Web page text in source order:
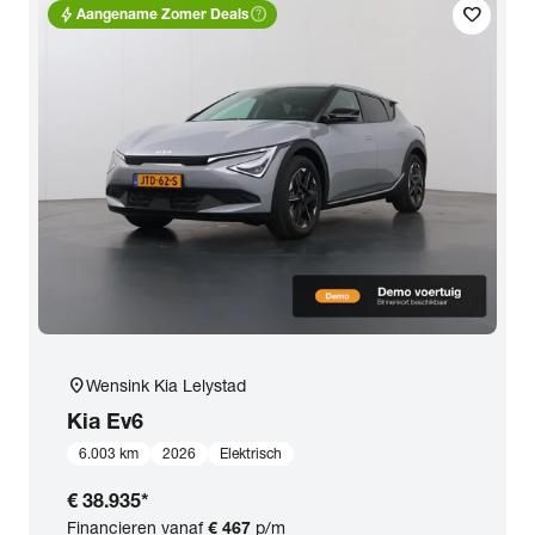
favorite
bolt Aangename Zomer Dealshelp_outline
location_onWensink Kia Lelystad
Kia Ev6
6.003 km 2026 Elektrisch
€ 38.935*
Financieren vanaf€ 467 p/m